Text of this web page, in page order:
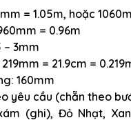
= 1.05m, hoặc
= 0.96m
– 3mm
= 21.9cm =
160mm
yêu cầu (chẵn theo
(ghi), Đỏ Nhạt,